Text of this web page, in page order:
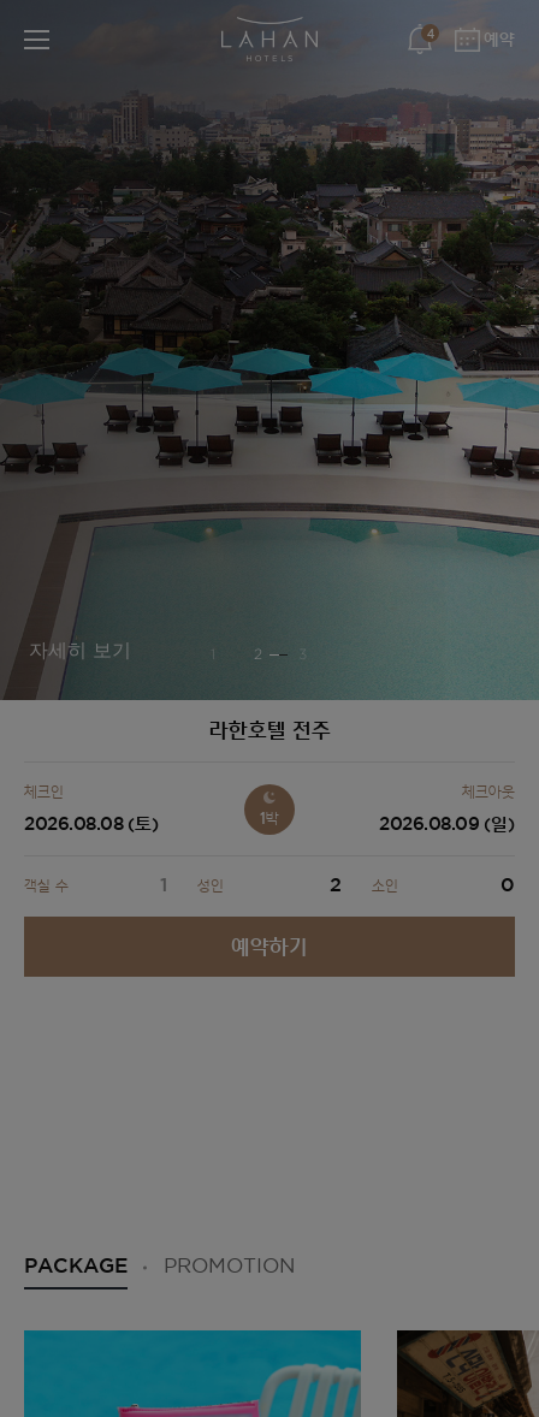
4 예약
한옥마을을 내려다보는 루프탑 수영장에서
시원하게 펼쳐지는 여름의 풍경을 마주해보세요.
자세히 보기 1 2 3
라한호텔 전주
체크인
2026.08.08(토) 1박
체크아웃
2026.08.09 (일)
객실 수 1 성인 2 소인 0
예약하기
PACKAGE PROMOTION